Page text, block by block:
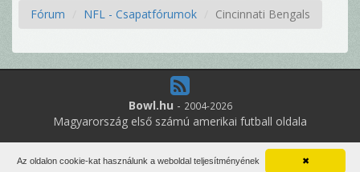
Fórum NFL - Csapatfórumok Cincinnati Bengals
Bowl.hu - 2004-2026
Magyarország első számú amerikai futball oldala
22
online felhasználó
✖
Az oldalon cookie-kat használunk a weboldal teljesítményének